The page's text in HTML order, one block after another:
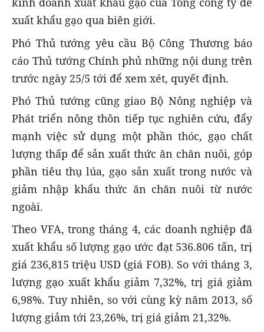
xuất khẩu gạo qua biên giới.
Phó Thủ tướng yêu cầu Bộ Công Thương báo
cáo Thủ tướng Chính phủ những nội dung trên
trước ngày 25/5 tới để xem xét, quyết định.
Phó Thủ tướng cũng giao Bộ Nông nghiệp và
Phát triển nông thôn tiếp tục nghiên cứu, đẩy
mạnh việc sử dụng một phần thóc, gạo chất
lượng thấp để sản xuất thức ăn chăn nuôi, góp
phần tiêu thụ lúa, gạo sản xuất trong nước và
giảm nhập khẩu thức ăn chăn nuôi từ nước
ngoài.
Theo VFA, trong tháng 4, các doanh nghiệp đã
xuất khẩu số lượng gạo ước đạt 536.806 tấn, trị
giá 236,815 triệu USD (giá FOB). So với tháng 3,
lượng gạo xuất khẩu giảm 7,32%, trị giá giảm
6,98%. Tuy nhiên, so với cùng kỳ năm 2013, số
lượng giảm tới 23,26%, trị giá giảm 21,32%.